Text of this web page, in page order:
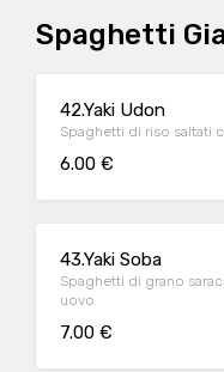
Spaghetti
42.Yaki Udon
Spaghetti di riso saltati
6.00 €
43.Yaki Soba
Spaghetti di grano
uovo
7.00 €